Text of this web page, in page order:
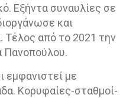
Εξήντα συναυλίες σε
και
Τέλος από το 2021 την
Πανοπούλου.
εμφανιστεί με
Κορυφαίες-σταθμοί-